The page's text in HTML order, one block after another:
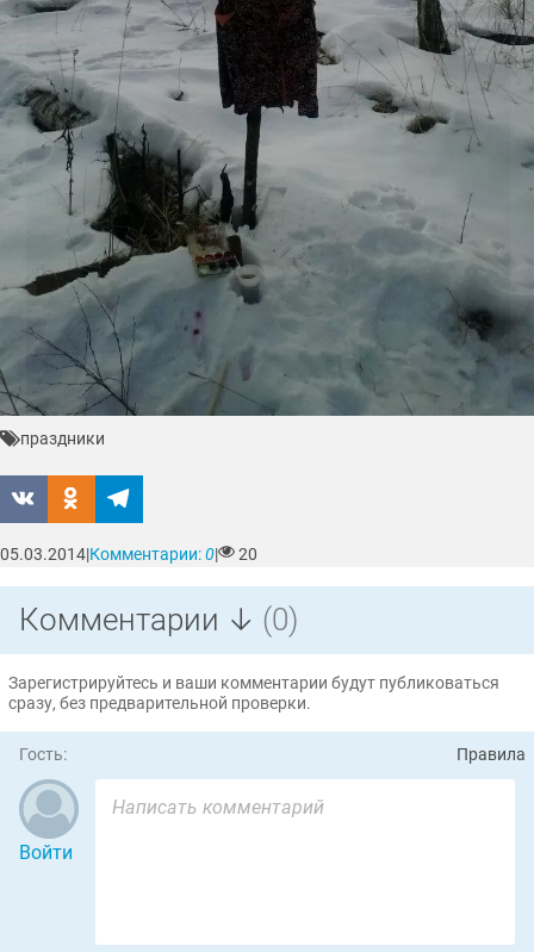
праздники
05.03.2014|Комментарии:0| 20
Комментарии ↓ (0)
Зарегистрируйтесь и ваши комментарии будут публиковаться
сразу, без предварительной проверки.
Гость: Правила
Войти